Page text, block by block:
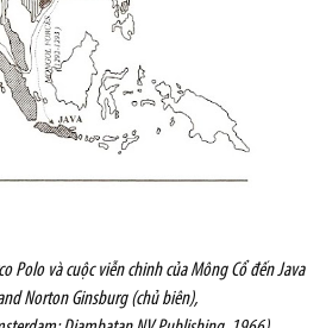
Polo và cuộc viễn chinh của Mông Cổ đến Java
Norton Ginsburg (chủ biên),